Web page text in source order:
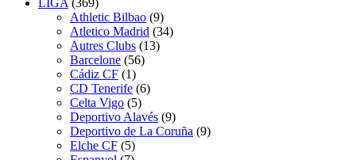
Athletic Bilbao (9)
Atletico Madrid (34)
Autres Clubs (13)
Barcelone (56)
Cádiz CF (1)
CD Tenerife (6)
Celta Vigo (5)
Deportivo Alavés (9)
Deportivo de La Coruña (9)
Elche CF (5)